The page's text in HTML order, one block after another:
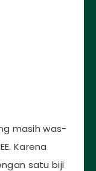
masih was-
Karena
satu biji